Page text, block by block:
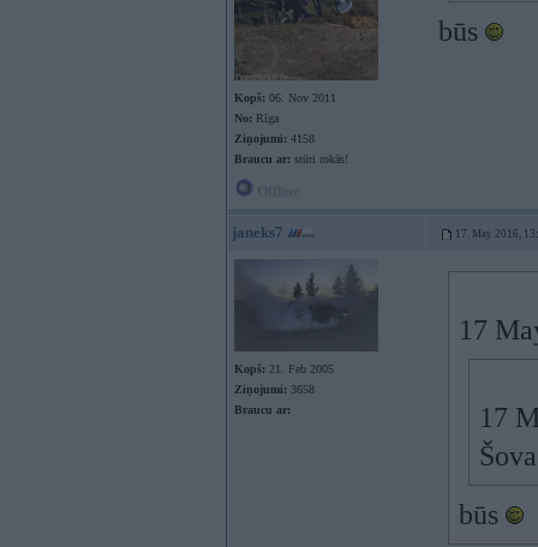
Kopš: 06. Nov 2011
No: Rīga
Ziņojumi: 4158
Braucu ar: stūri rokās!
būs
janeks7 17. May 2016,
Kopš: 21. Feb 2005
Ziņojumi: 3658
Braucu ar:
17
17
būs